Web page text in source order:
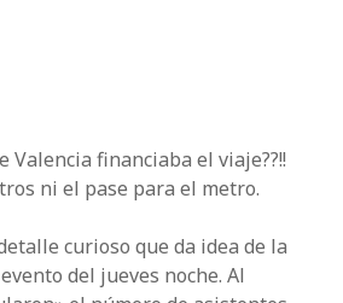
Valencia financiaba el viaje??!!
ni el pase para el metro.
curioso que da idea de la
del jueves noche. Al